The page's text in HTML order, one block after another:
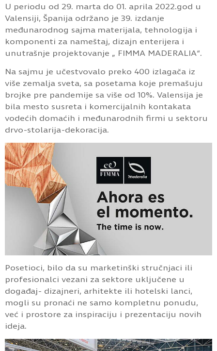
U periodu od 29. marta do 01. aprila 2022.god u
Valensiji, Španija održano je 39. izdanje
međunarodnog sajma materijala, tehnologija i
komponenti za nameštaj, dizajn enterijera i
unutrašnje projektovanje „ FIMMA MADERALIA“.
Na sajmu je učestvovalo preko 400 izlagača iz
više zemalja sveta, sa posetama koje premašuju
brojke pre pandemije sa više od 10%. Valensija je
bila mesto susreta i komercijalnih kontakata
vodećih domaćih i međunarodnih firmi u sektoru
drvo-stolarija-dekoracija.
Posetioci, bilo da su marketinški stručnjaci ili
profesionalci vezani za sektore uključene u
događaj- dizajneri, arhitekte ili hotelski lanci,
mogli su pronaći ne samo kompletnu ponudu,
već i prostore za inspiraciju i prezentaciju novih
ideja.